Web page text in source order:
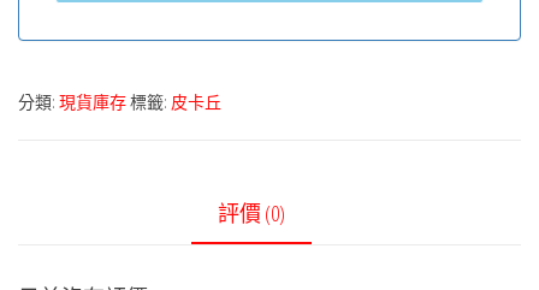
分類: 現貨庫存標籤: 皮卡丘
評價 (0)